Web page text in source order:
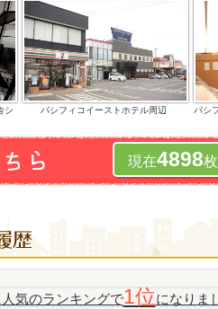
シ
パシフィコイーストホテル周辺
パシ
現在4898
気のランキングで1位になりま